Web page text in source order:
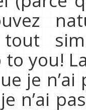
to you!
je
n’ai